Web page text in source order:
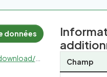
données
Champ